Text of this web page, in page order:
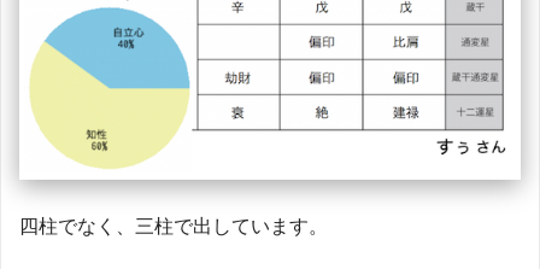
四柱でなく、三柱で出しています。